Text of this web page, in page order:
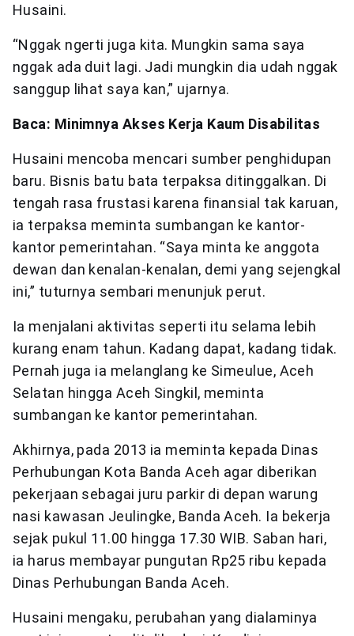
Husaini.
“Nggak ngerti juga kita. Mungkin sama saya
nggak ada duit lagi. Jadi mungkin dia udah nggak
sanggup lihat saya kan,” ujarnya.
Baca: Minimnya Akses Kerja Kaum Disabilitas
Husaini mencoba mencari sumber penghidupan
baru. Bisnis batu bata terpaksa ditinggalkan. Di
tengah rasa frustasi karena finansial tak karuan,
ia terpaksa meminta sumbangan ke kantor-
kantor pemerintahan. “Saya minta ke anggota
dewan dan kenalan-kenalan, demi yang sejengkal
ini,” tuturnya sembari menunjuk perut.
Ia menjalani aktivitas seperti itu selama lebih
kurang enam tahun. Kadang dapat, kadang tidak.
Pernah juga ia melanglang ke Simeulue, Aceh
Selatan hingga Aceh Singkil, meminta
sumbangan ke kantor pemerintahan.
Akhirnya, pada 2013 ia meminta kepada Dinas
Perhubungan Kota Banda Aceh agar diberikan
pekerjaan sebagai juru parkir di depan warung
nasi kawasan Jeulingke, Banda Aceh. Ia bekerja
sejak pukul 11.00 hingga 17.30 WIB. Saban hari,
ia harus membayar pungutan Rp25 ribu kepada
Dinas Perhubungan Banda Aceh.
Husaini mengaku, perubahan yang dialaminya